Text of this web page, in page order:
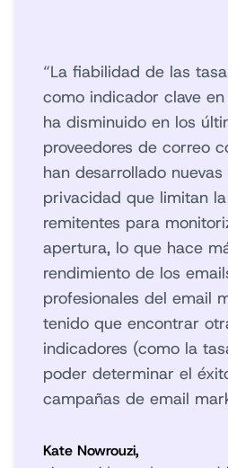
“La fiabilidad de las
como indicador clave
ha disminuido en los
proveedores de correo
han desarrollado
privacidad que limitan
remitentes para
apertura, lo que hace
rendimiento de los
profesionales del email
tenido que encontrar
indicadores (como la
poder determinar el
campañas de email
Kate Nowrouzi,